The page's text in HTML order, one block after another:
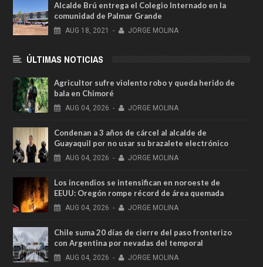
Alcalde Brú entrega el Colegio Internado en la
comunidad de Palmar Grande
AUG 18, 2021 - JORGE MOLINA
ÚLTIMAS NOTICIAS
Agricultor sufre violento robo y queda herido de
bala en Chimoré
AUG 04, 2026 - JORGE MOLINA
Condenan a 3 años de cárcel al alcalde de
Guayaquil por no usar su brazalete electrónico
AUG 04, 2026 - JORGE MOLINA
Los incendios se intensifican en noroeste de
EEUU: Oregón rompe récord de área quemada
AUG 04, 2026 - JORGE MOLINA
Chile suma 20 días de cierre del paso fronterizo
con Argentina por nevadas del temporal
AUG 04, 2026 - JORGE MOLINA